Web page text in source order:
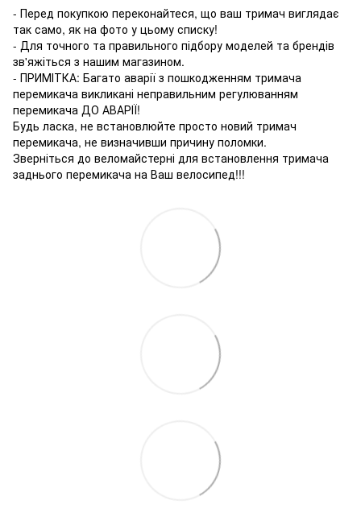
- Перед покупкою переконайтеся, що ваш тримач виглядає
так само, як на фото у цьому списку!
- Для точного та правильного підбору моделей та брендів
зв'яжіться з нашим магазином.
- ПРИМІТКА: Багато аварії з пошкодженням тримача
перемикача викликані неправильним регулюванням
перемикача ДО АВАРІЇ!
Будь ласка, не встановлюйте просто новий тримач
перемикача, не визначивши причину поломки.
Зверніться до веломайстерні для встановлення тримача
заднього перемикача на Ваш велосипед!!!